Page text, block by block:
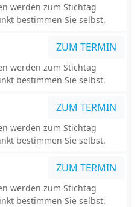
werden zum Stichtag
bestimmen Sie selbst.
ZUM TERMIN
werden zum Stichtag
bestimmen Sie selbst.
ZUM TERMIN
werden zum Stichtag
bestimmen Sie selbst.
ZUM TERMIN
werden zum Stichtag
bestimmen Sie selbst.